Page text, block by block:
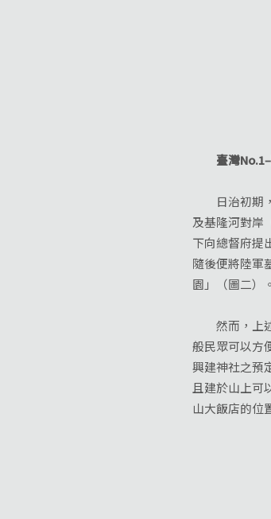
臺灣No.1‒
日治初期，
及基隆河對岸
下向總督府提
隨後便將陸軍
園」（圖二）。
然而，上述
般民眾可以方
興建神社之預
且建於山上可
山大飯店的位